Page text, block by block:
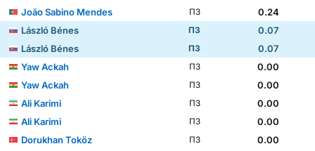
João Sabino Mendes
ПЗ
0.24
László Bénes
ПЗ
0.07
László Bénes
ПЗ
0.07
Yaw Ackah
ПЗ
0.00
Yaw Ackah
ПЗ
0.00
Ali Karimi
ПЗ
0.00
Ali Karimi
ПЗ
0.00
Dorukhan Toköz
ПЗ
0.00